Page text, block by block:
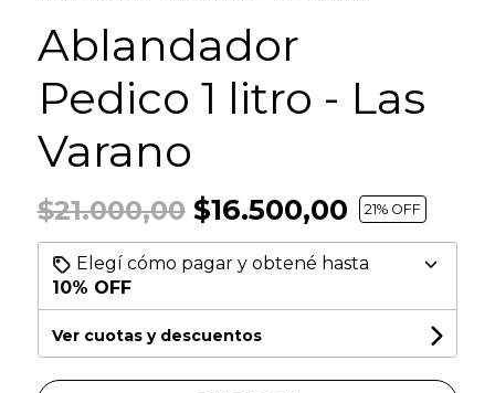
Ablandador
Pedico 1 litro - Las
Varano
$21.000,00$16.500,00 21% OFF
Elegí cómo pagar y obtené hasta
10% OFF
Ver cuotas y descuentos